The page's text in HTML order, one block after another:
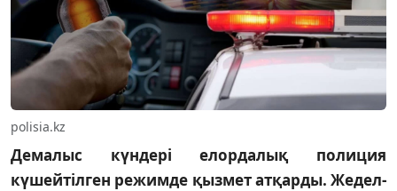
polisia.kz
Демалыс күндері елордалық полиция
күшейтілген режимде қызмет атқарды. Жедел-